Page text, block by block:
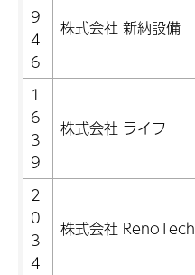
9
4
6
株式会社 新納設備
1
6
3
9
株式会社 ライフ
2
0
3
4
株式会社 RenoTech